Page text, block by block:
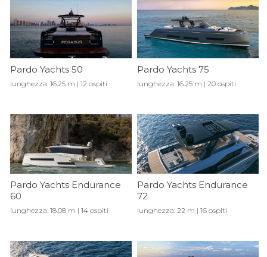
Pardo Yachts 50
lunghezza: 16.25 m | 12 ospiti
Pardo Yachts 75
lunghezza: 16.25 m | 20 ospiti
Pardo Yachts Endurance
60
lunghezza: 18.08 m | 14 ospiti
Pardo Yachts Endurance
72
lunghezza: 22 m | 16 ospiti